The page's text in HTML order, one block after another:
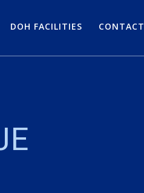
DOH FACILITIES CONTACT